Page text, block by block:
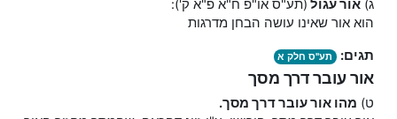
ג)אור עגול (תע"ס או"פ ח"א פ"א ק'):
הוא אור שאינו עושה הבחן מדרגות
תגים: תע"ס חלק א
אור עובר דרך מסך
ט) מהו אור עובר דרך מסך.